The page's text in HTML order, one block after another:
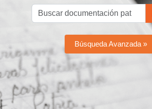
Búsqueda Avanzada »